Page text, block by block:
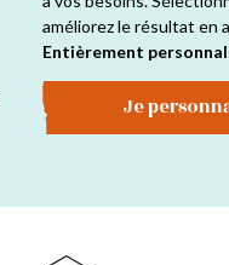
améliorez le résultat
Entièrement
Je